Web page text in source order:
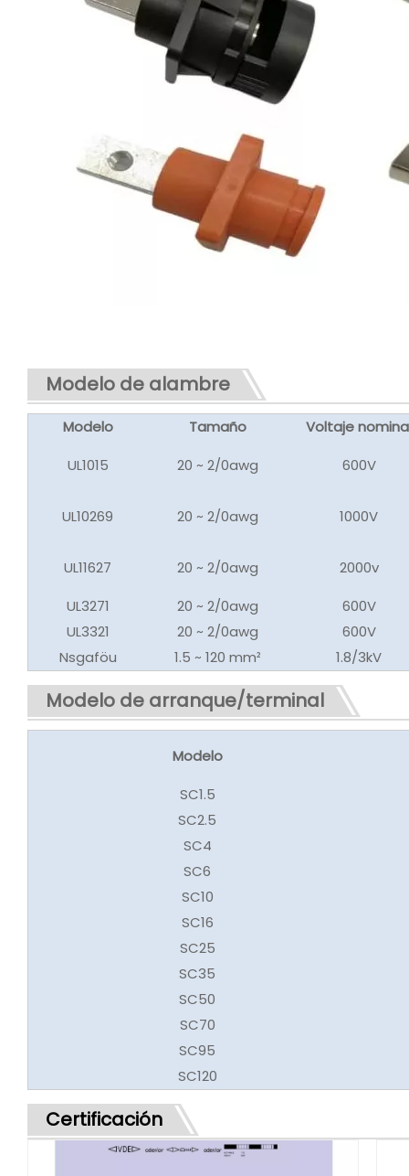
Modelo de alambre
Modelo Tamaño
Voltaje
UL1015
20 ~ 2/0awg 600V
UL10269 20 ~ 2/0awg 1000V
UL11627 20 ~ 2/0awg
2000v
UL3271
20 ~ 2/0awg
600V
UL3321
20 ~ 2/0awg
600V
Nsgaföu
1.5 ~ 120 mm² 1.8/3kV
Modelo de arranque/terminal
Modelo
SC1.5
SC2.5
SC4
SC6
SC10
SC16
SC25
SC35
SC50
SC70
SC95
SC120
Certificación